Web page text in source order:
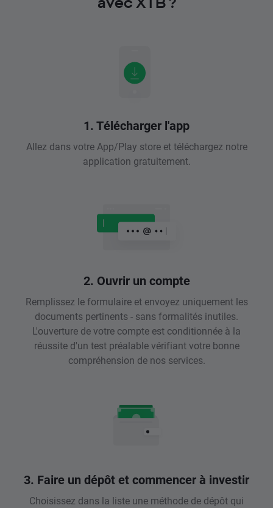
1. Télécharger l'app
Allez dans votre App/Play store et téléchargez notre
application gratuitement.
2. Ouvrir un compte
Remplissez le formulaire et envoyez uniquement les
documents pertinents - sans formalités inutiles.
L'ouverture de votre compte est conditionnée à la
réussite d'un test préalable vérifiant votre bonne
compréhension de nos services.
3. Faire un dépôt et commencer à investir
Choisissez dans la liste une méthode de dépôt qui